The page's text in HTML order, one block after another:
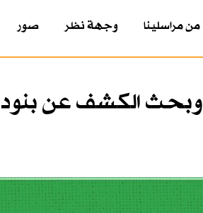
من مراسلينا وجهة نظر صور
الكشف عن بنود